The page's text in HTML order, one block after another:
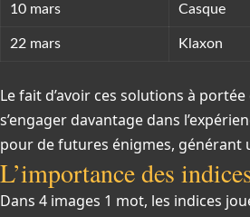
10 mars Casque
22 mars Klaxon
Le fait d’avoir ces solutions à
s’engager davantage dans
pour de futures énigmes, générant
L’importance des
Dans 4 images 1 mot, les indices